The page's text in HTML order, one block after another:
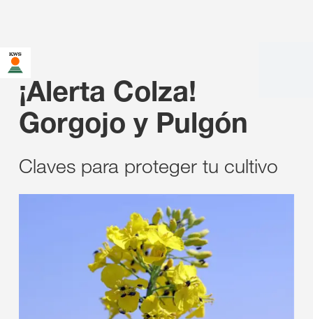
¡Alerta Colza!
Gorgojo y Pulgón
Claves para proteger tu cultivo